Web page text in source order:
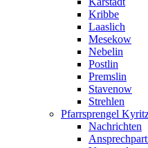
Kribbe
Laaslich
Mesekow
Nebelin
Postlin
Premslin
Stavenow
Strehlen
Pfarrsprengel
Nachrichten